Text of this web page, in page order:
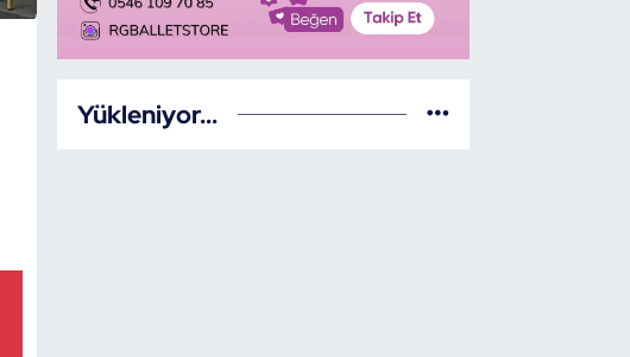
Yükleniyor...